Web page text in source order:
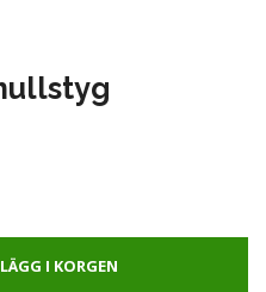
LÄGG I KORGEN